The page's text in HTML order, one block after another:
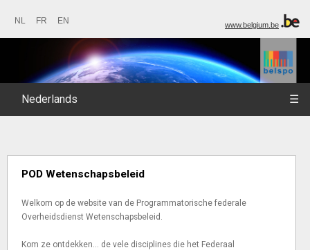
NL FR EN www.belgium.be
Nederlands ☰
POD Wetenschapsbeleid
Welkom op de website van de Programmatorische federale
Overheidsdienst Wetenschapsbeleid.
Kom ze ontdekken... de vele disciplines die het Federaal